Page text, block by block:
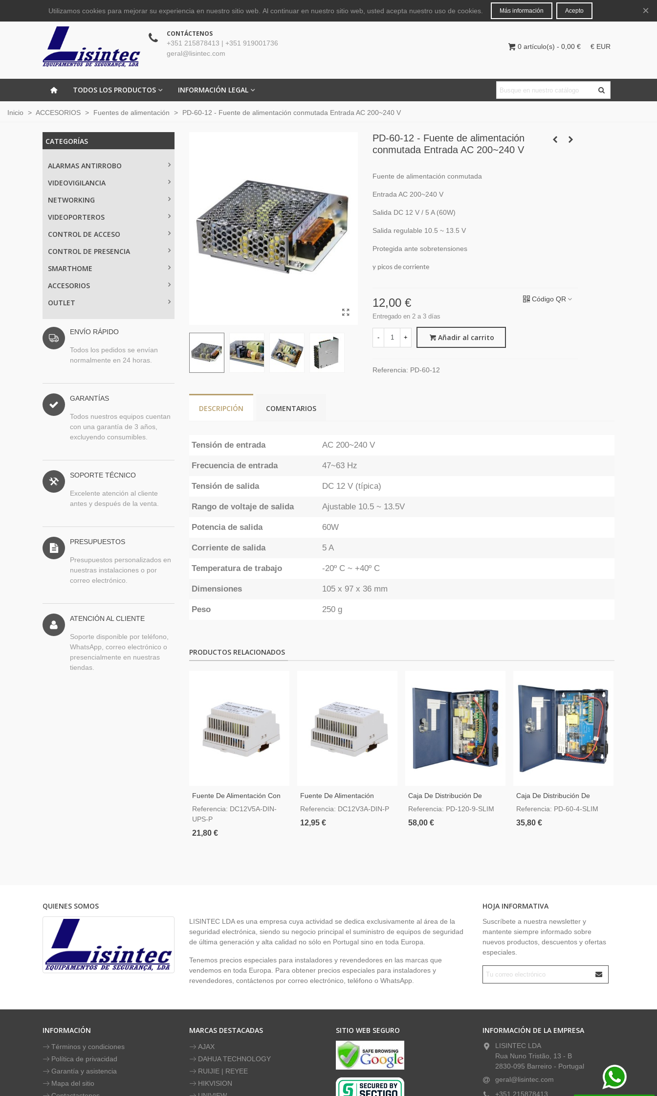
Español Iniciar sesión
CONTÁCTENOS
+351 215878413 | +351 919001736
geral@lisintec.com
0 artículo(s) - 0,00 € € EUR
TODOS LOS PRODUCTOS INFORMACIÓN LEGAL
Inicio > ACCESORIOS > Fuentes de alimentación > PD-60-12 - Fuente de alimentación conmutada Entrada AC 200~240 V
CATEGORÍAS
ALARMAS ANTIRROBO
VIDEOVIGILANCIA
NETWORKING
VIDEOPORTEROS
CONTROL DE ACCESO
CONTROL DE PRESENCIA
SMARTHOME
ACCESORIOS
OUTLET
ENVÍO RÁPIDO
Todos los pedidos se envían
normalmente en 24 horas.
GARANTÍAS
Todos nuestros equipos cuentan
con una garantía de 3 años,
excluyendo consumibles.
SOPORTE TÉCNICO
Excelente atención al cliente
antes y después de la venta.
PRESUPUESTOS
Presupuestos personalizados en
nuestras instalaciones o por
correo electrónico.
ATENCIÓN AL CLIENTE
Soporte disponible por teléfono,
WhatsApp, correo electrónico o
presencialmente en nuestras
tiendas.
PD-60-12 - Fuente de alimentación
conmutada Entrada AC 200~240 V
Fuente de alimentación conmutada
Entrada AC 200~240 V
Salida DC 12 V / 5 A (60W)
Salida regulable 10.5 ~ 13.5 V
Protegida ante sobretensiones
y picos de corriente
12,00 €
Entregado en 2 a 3 días
Código QR
- + Añadir al carrito
Referencia: PD-60-12
DESCRIPCIÓN COMENTARIOS
Tensión de entrada AC 200~240 V
Frecuencia de entrada 47~63 Hz
Tensión de salida DC 12 V (típica)
Rango de voltaje de salida Ajustable 10.5 ~ 13.5V
Potencia de salida 60W
Corriente de salida 5 A
Temperatura de trabajo -20º C ~ +40º C
Dimensiones 105 x 97 x 36 mm
Peso 250 g
PRODUCTOS RELACIONADOS
Fuente De Alimentación Con
Función UPS Salida DC 12 V
5 A / 60 W
Referencia: DC12V5A-DIN-
UPS-P
21,80 €
Fuente De Alimentación
Salida DC 12 V 3 A / 36 W
Referencia: DC12V3A-DIN-P
12,95 €
Caja De Distribución De
Alimentación Slim 1 Entrada
Referencia: PD-120-9-SLIM
58,00 €
Caja De Distribución De
Alimentación Slim 1 Entrada
Referencia: PD-60-4-SLIM
35,80 €
QUIENES SOMOS
LISINTEC LDA es una empresa cuya actividad se dedica exclusivamente al área de la
seguridad electrónica, siendo su negocio principal el suministro de equipos de seguridad
de última generación y alta calidad no sólo en Portugal sino en toda Europa.
Tenemos precios especiales para instaladores y revendedores en las marcas que
vendemos en toda Europa. Para obtener precios especiales para instaladores y
revendedores, contáctenos por correo electrónico, teléfono o WhatsApp.
HOJA INFORMATIVA
Suscríbete a nuestra newsletter y
mantente siempre informado sobre
nuevos productos, descuentos y ofertas
especiales.
INFORMACIÓN
Términos y condiciones
Política de privacidad
Garantía y asistencia
Mapa del sitio
MARCAS DESTACADAS
AJAX
DAHUA TECHNOLOGY
RUIJIE | REYEE
HIKVISION
SITIO WEB SEGURO INFORMACIÓN DE LA EMPRESA
LISINTEC LDA
Rua Nuno Tristão, 13 - B
2830-095 Barreiro - Portugal
geral@lisintec.com
+351 215878413
Utilizamos cookies para mejorar su experiencia en nuestro sitio web. Al continuar en nuestro sitio web, usted acepta nuestro uso de cookies. Más información Acepto ×